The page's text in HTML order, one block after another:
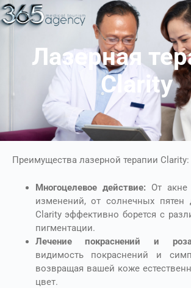
Лазерная
Clarity
Преимущества лазерной терапии Clarity:
Многоцелевое действие:От акне
изменений, от солнечных
Clarity эффективно борется с
пигментации.
Лечение покраснений и
видимость покраснений и
возвращая вашей коже
цвет.